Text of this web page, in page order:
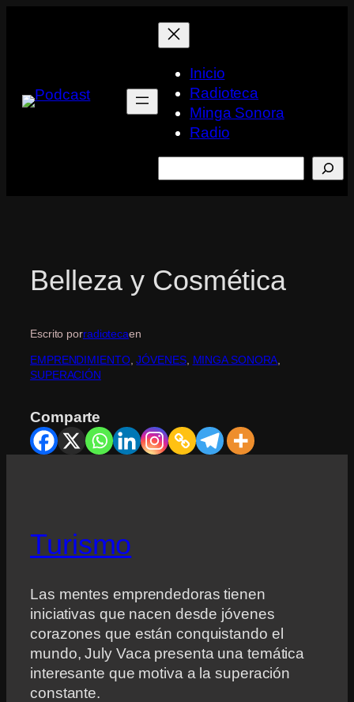
Inicio
Radioteca
Minga Sonora
Radio
Belleza y Cosmética
Escrito porradiotecaen
EMPRENDIMIENTO, JÓVENES, MINGA SONORA
SUPERACIÓN
Comparte
Turismo
Las mentes emprendedoras tienen
iniciativas que nacen desde jóvenes
corazones que están conquistando el
mundo, July Vaca presenta una temática
interesante que motiva a la superación
constante.